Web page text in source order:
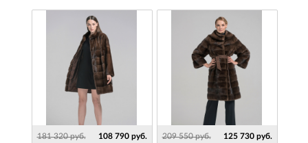
181 320 руб. 108 790 руб. 209 550 руб. 125 730 руб.